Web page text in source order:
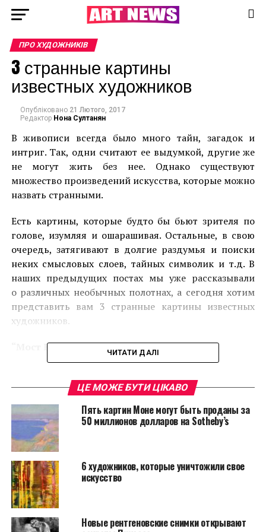
ПРО ХУДОЖНИКІВ
3 странные картины
известных художников
Опубліковано 21 Лютого, 2017
Редактор Нона Султанян
В живописи всегда было много тайн, загадок и
интриг. Так, одни считают ее выдумкой, другие же
не могут жить без нее. Однако существуют
множество произведений искусства, которые можно
назвать странными.
Есть картины, которые будто бы бьют зрителя по
голове, изумляя и ошарашивая. Остальные, в свою
очередь, затягивают в долгие раздумья и поиски
неких смысловых слоев, тайных символик и т.д. В
наших предыдущих постах мы уже рассказывали
о различных необычных полотнах, а сегодня хотим
представить вам 3 странные картины известных
художников.
“Мост Ватерлоо. Эффект тумана”
ЧИТАТИ ДАЛІ
ЦЕ МОЖЕ БУТИ ЦІКАВО
Пять картин Моне могут быть проданы за
50 миллионов долларов на Sotheby’s
6 художников, которые уничтожили свое
искусство
Новые рентгеновские снимки открывают